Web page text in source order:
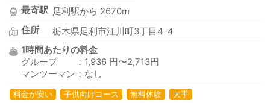
最寄駅 足利駅から 2670m
住所
栃木県足利市江川町3丁目4-4
1時間あたりの料金
グループ ：1,936 円〜2,713円
マンツーマン：なし
料金が安い 子供向けコース 無料体験 大手